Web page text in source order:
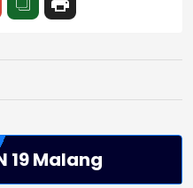
19 Malang